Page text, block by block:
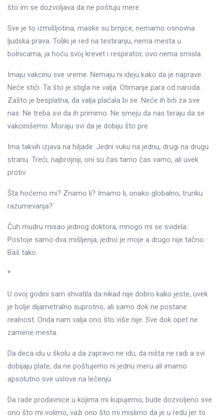
što im se dozvoljava da ne poštuju mere.
Sve je to izmišljotina, maske su brnjice, nemamo osnovna
ljudska prava. Toliki je red na testiranju, nema mesta u
bolnicama, ja hoću svoj krevet i respirator, ovo nema smisla.
Imaju vakcinu sve vreme. Nemaju ni ideju kako da je naprave.
Neće stići. Ta što je stigla ne valja. Otimanje para od naroda.
Zašto je besplatna, da valja plaćala bi se. Neće ih biti za sve
nas. Ne treba svi da ih primimo. Ne smeju da nas teraju da se
vakcinišemo. Moraju svi da je dobiju što pre.
Ima takvih izjava na hiljade. Jedni vuku na jednu, drugi na drugu
stranu. Treći, najbrojniji, oni su čas tamo čas vamo, ali uvek
protiv.
Šta hoćemo mi? Znamo li? Imamo li, onako globalno, trunku
razumevanja?
Čuh mudru misao jednog doktora, mnogo mi se svidela:
Postoje samo dva mišljenja, jedno je moje a drugo nije tačno.
Baš tako.
*
U ovoj godini sam shvatila da nikad nije dobro kako jeste, uvek
je bolje dijametralno suprotno, ali samo dok ne postane
realnost. Onda nam valja ono što više nije. Sve dok opet ne
zamene mesta.
Da deca idu u školu a da zapravo ne idu, da ništa ne radi a svi
dobijaju plate, da ne poštujemo ni jednu meru ali imamo
apsolutno sve uslove na lečenju.
Da rade prodavnice u kojima mi kupujemo, bude dozvoljeno sve
ono što mi volimo, važi ono što mi mislimo da je u redu jer to